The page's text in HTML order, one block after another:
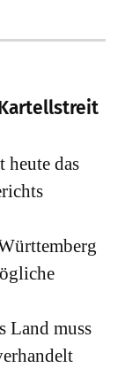
heute das
Land muss